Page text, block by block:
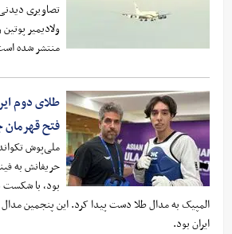
تصاویری
ولادیمیر
منتشر شده
طلای دوم
فتح قهرمان
ملی‌پوش
حریفانش به
بود، با شکست
المپیک به مدال طلا دست پیدا کرد. این پنجمین
ایران بود.